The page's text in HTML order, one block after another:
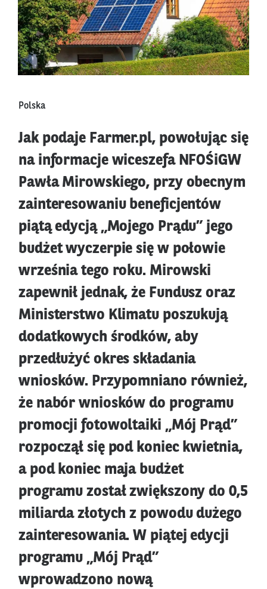
Polska
Jak podaje Farmer.pl, powołując się
na informacje wiceszefa NFOŚiGW
Pawła Mirowskiego, przy obecnym
zainteresowaniu beneficjentów
piątą edycją „Mojego Prądu” jego
budżet wyczerpie się w połowie
września tego roku. Mirowski
zapewnił jednak, że Fundusz oraz
Ministerstwo Klimatu poszukują
dodatkowych środków, aby
przedłużyć okres składania
wniosków. Przypomniano również,
że nabór wniosków do programu
promocji fotowoltaiki „Mój Prąd”
rozpoczął się pod koniec kwietnia,
a pod koniec maja budżet
programu został zwiększony do 0,5
miliarda złotych z powodu dużego
zainteresowania. W piątej edycji
programu „Mój Prąd”
wprowadzono nową